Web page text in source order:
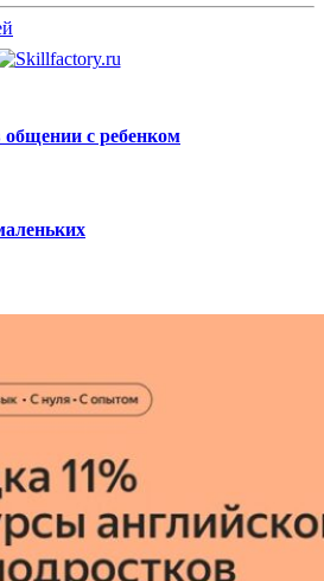
с ребенком